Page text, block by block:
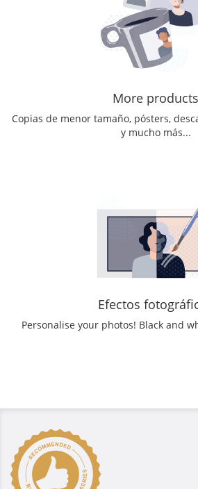
More products
Copias de menor tamaño, pósters,
y mucho más...
Efectos
Personalise your photos! Black and